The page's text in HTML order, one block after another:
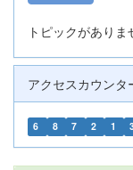
トピックがありま
アクセスカウンタ
6 8 7 2 1